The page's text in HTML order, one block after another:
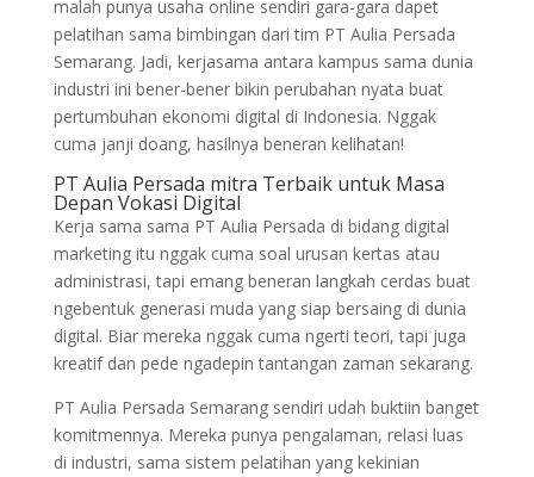
malah punya usaha online sendiri gara-gara dapet
pelatihan sama bimbingan dari tim PT Aulia Persada
Semarang. Jadi, kerjasama antara kampus sama dunia
industri ini bener-bener bikin perubahan nyata buat
pertumbuhan ekonomi digital di Indonesia. Nggak
cuma janji doang, hasilnya beneran kelihatan!
PT Aulia Persada mitra Terbaik untuk Masa
Depan Vokasi Digital
Kerja sama sama PT Aulia Persada di bidang digital
marketing itu nggak cuma soal urusan kertas atau
administrasi, tapi emang beneran langkah cerdas buat
ngebentuk generasi muda yang siap bersaing di dunia
digital. Biar mereka nggak cuma ngerti teori, tapi juga
kreatif dan pede ngadepin tantangan zaman sekarang.
PT Aulia Persada Semarang sendiri udah buktiin banget
komitmennya. Mereka punya pengalaman, relasi luas
di industri, sama sistem pelatihan yang kekinian